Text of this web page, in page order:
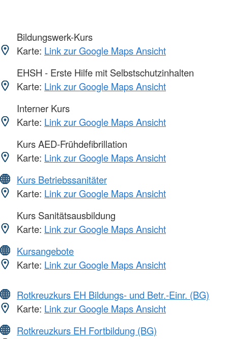
Bildungswerk-Kurs
Karte: Link zur Google Maps Ansicht
EHSH - Erste Hilfe mit Selbstschutzinhalten
Karte: Link zur Google Maps Ansicht
Interner Kurs
Karte: Link zur Google Maps Ansicht
Kurs AED-Frühdefibrillation
Karte: Link zur Google Maps Ansicht
Kurs Betriebssanitäter
Karte: Link zur Google Maps Ansicht
Kurs Sanitätsausbildung
Karte: Link zur Google Maps Ansicht
Kursangebote
Karte: Link zur Google Maps Ansicht
Rotkreuzkurs EH Bildungs- und Betr.-Einr. (BG)
Karte: Link zur Google Maps Ansicht
Rotkreuzkurs EH Fortbildung (BG)